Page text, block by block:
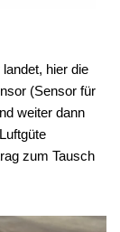
hier die
(Sensor für
weiter dann
zum Tausch